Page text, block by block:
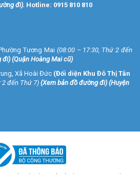
đi). Hotline: 0915 810 810
Tương Mai (08:00 – 17:30, Thứ 2 đến
đi) (Quận Hoàng Mai cũ)
Xã Hoài Đức (Đối diện Khu Đô Thị Tân
2 đến Thứ 7) (Xem bản đồ đường đi) (Huyện